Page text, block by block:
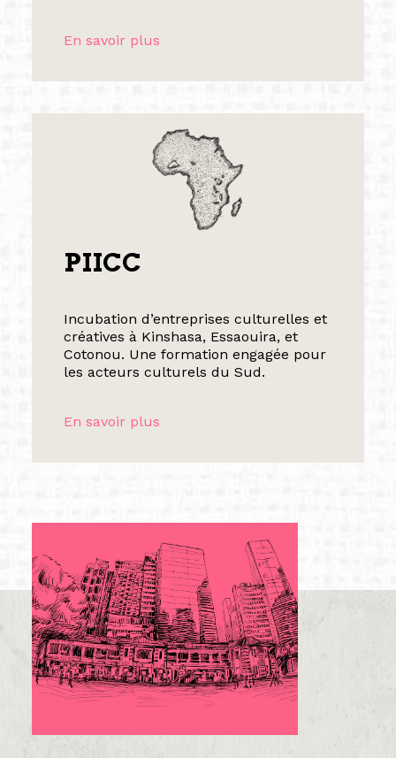
En savoir plus
PIICC
Incubation d’entreprises culturelles et
créatives à Kinshasa, Essaouira, et
Cotonou. Une formation engagée pour
les acteurs culturels du Sud.
En savoir plus